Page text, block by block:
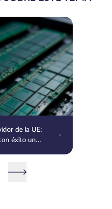
de la UE:
éxito un